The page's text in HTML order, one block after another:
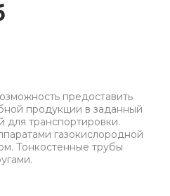
предоставить
продукции в заданный
транспортировки.
газокислородной
Тонкостенные трубы